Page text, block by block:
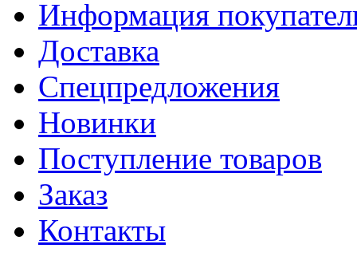
Информация
Доставка
Спецпредложения
Новинки
Поступление товаров
Заказ
Контакты